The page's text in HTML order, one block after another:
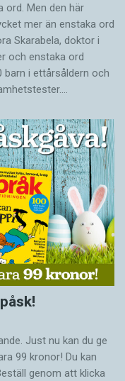
ord. Men den här
mer än enstaka ord
Skarabela, doktor i
och enstaka ord
barn i ettårsåldern och
Just nu kan du ge
99 kronor! Du kan
genom att klicka